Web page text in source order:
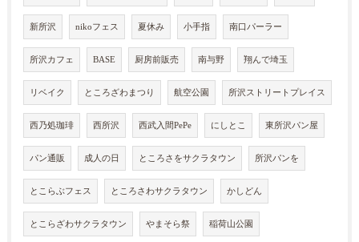
新所沢 nikoフェス 夏休み 小手指 南口パーラー
所沢カフェ BASE 厨房前販売 南与野 翔んで埼玉
リベイク ところざわまつり 航空公園 所沢ストリートプレイス
西乃処珈琲 西所沢 西武入間PePe にしとこ 東所沢パン屋
パン通販 成人の日 ところさをサクラタウン 所沢パンを
とこらぶフェス ところさわサクラタウン かしどん
とこらざわサクラタウン やまそら祭 稲荷山公園